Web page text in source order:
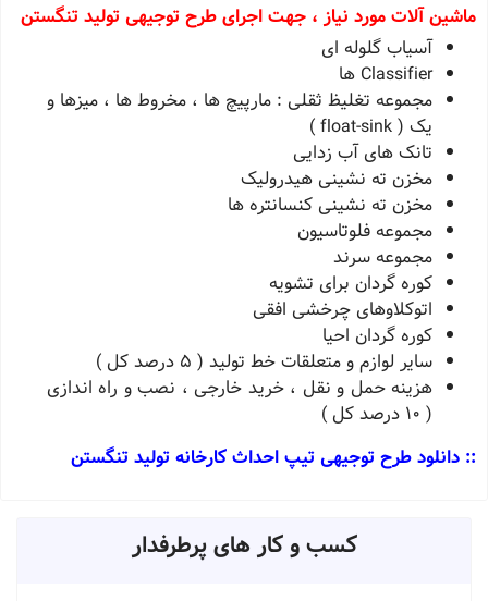
ماشین آلات مورد نیاز ، جهت اجرای طرح توجیهی تولید تنگستن
آسیاب گلوله ای
Classifier ها
مجموعه تغلیظ ثقلی : مارپیچ ها ، مخروط ها ، میزها و
یک ( float-sink )
تانک های آب زدایی
مخزن ته نشینی هیدرولیک
مخزن ته نشینی کنسانتره ها
مجموعه فلوتاسیون
مجموعه سرند
کوره گردان برای تشویه
اتوکلاوهای چرخشی افقی
کوره گردان احیا
سایر لوازم و متعلقات خط تولید ( 5 درصد کل )
هزینه حمل و نقل ، خرید خارجی ، نصب و راه اندازی
( 10 درصد کل )
:: دانلود طرح توجیهی تیپ احداث کارخانه تولید تنگستن
کسب و کار های پرطرفدار